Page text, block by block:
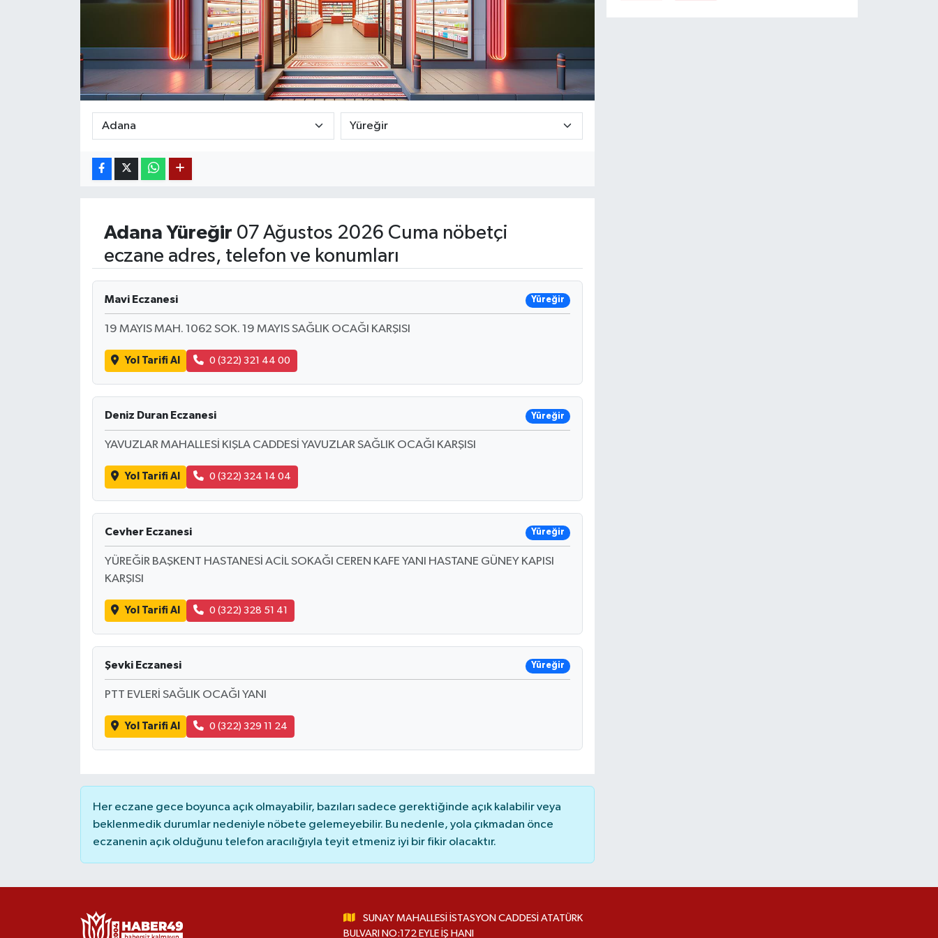
Adana Yüreğir 07 Ağustos 2026 Cuma nöbetçi
eczane adres, telefon ve konumları
Mavi Eczanesi Yüreğir
19 MAYIS MAH. 1062 SOK. 19 MAYIS SAĞLIK OCAĞI KARŞISI
Yol Tarifi Al 0 (322) 321 44 00
Deniz Duran Eczanesi Yüreğir
YAVUZLAR MAHALLESİ KIŞLA CADDESİ YAVUZLAR SAĞLIK OCAĞI KARŞISI
Yol Tarifi Al 0 (322) 324 14 04
Cevher Eczanesi Yüreğir
YÜREĞİR BAŞKENT HASTANESİ ACİL SOKAĞI CEREN KAFE YANI HASTANE GÜNEY KAPISI
KARŞISI
Yol Tarifi Al 0 (322) 328 51 41
Şevki Eczanesi Yüreğir
PTT EVLERİ SAĞLIK OCAĞI YANI
Yol Tarifi Al 0 (322) 329 11 24
Her eczane gece boyunca açık olmayabilir, bazıları sadece gerektiğinde açık kalabilir veya
beklenmedik durumlar nedeniyle nöbete gelemeyebilir. Bu nedenle, yola çıkmadan önce
eczanenin açık olduğunu telefon aracılığıyla teyit etmeniz iyi bir fikir olacaktır.
SUNAY MAHALLESİ İSTASYON CADDESİ ATATÜRK
BULVARI NO:172 EYLE İŞ HANI
Teknoloji
Kültür Sanat